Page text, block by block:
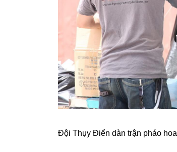
Đội Thụy Điển dàn trận pháo hoa